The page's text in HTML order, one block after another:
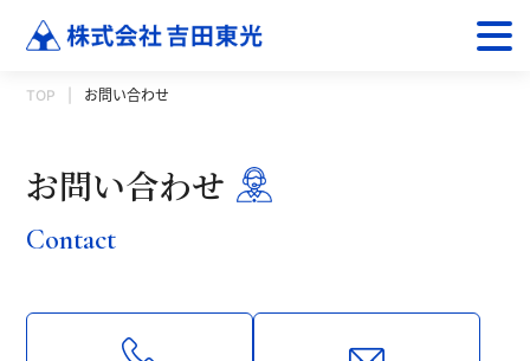
TOP お問い合わせ
お問い合わせ
Contact